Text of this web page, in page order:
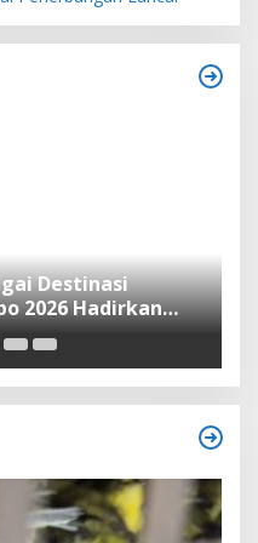
Destinasi
2026 Hadirkan